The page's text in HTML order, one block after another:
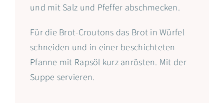
und mit Salz und Pfeffer abschmecken.
Für die Brot-Croutons das Brot in Würfel
schneiden und in einer beschichteten
Pfanne mit Rapsöl kurz anrösten. Mit der
Suppe servieren.